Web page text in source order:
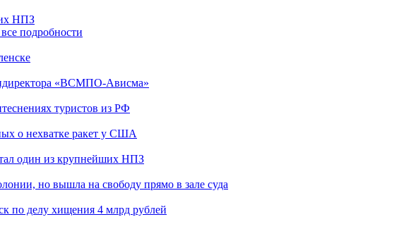
НПЗ
подробности
«ВСМПО-Ависма»
туристов из РФ
о нехватке ракет у США
один из крупнейших НПЗ
но вышла на свободу прямо в зале суда
по делу хищения 4 млрд рублей